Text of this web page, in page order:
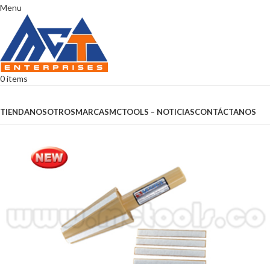
Menu
0items
TIENDANOSOTROSMARCASMCTOOLS – NOTICIASCONTÁCTANOS